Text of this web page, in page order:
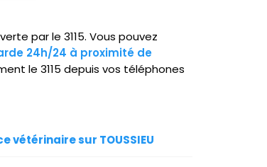
par le 3115. Vous pouvez
24h/24 à proximité de
le 3115 depuis vos téléphones
vétérinaire sur TOUSSIEU